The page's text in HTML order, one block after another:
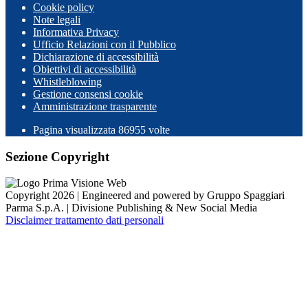
Cookie policy
Note legali
Informativa Privacy
Ufficio Relazioni con il Pubblico
Dichiarazione di accessibilità
Obiettivi di accessibilità
Whistleblowing
Gestione consensi cookie
Amministrazione trasparente
Pagina visualizzata 86955 volte
Sezione Copyright
Copyright 2026 | Engineered and powered by Gruppo Spaggiari
Parma S.p.A. | Divisione Publishing & New Social Media
Disclaimer trattamento dati personali